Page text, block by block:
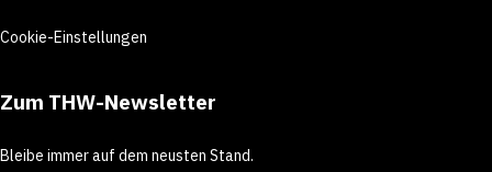
Cookie-Einstellungen
Zum THW-Newsletter
Bleibe immer auf dem neusten Stand.